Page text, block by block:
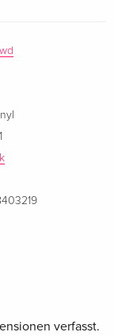
verfasst.